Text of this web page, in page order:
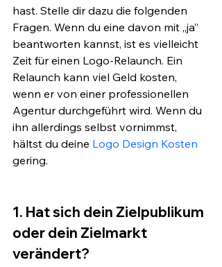
hast. Stelle dir dazu die folgenden
Fragen. Wenn du eine davon mit „ja”
beantworten kannst, ist es vielleicht
Zeit für einen Logo-Relaunch. Ein
Relaunch kann viel Geld kosten,
wenn er von einer professionellen
Agentur durchgeführt wird. Wenn du
ihn allerdings selbst vornimmst,
hältst du deine Logo Design Kosten
gering.
1. Hat sich dein Zielpublikum
oder dein Zielmarkt
verändert?